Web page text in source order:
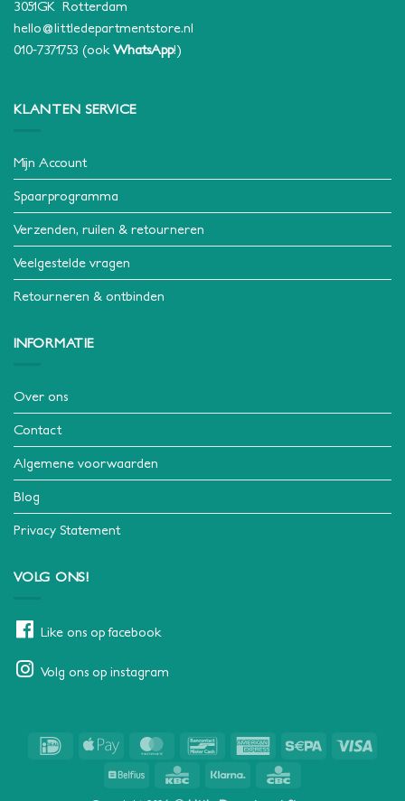
3051GK Rotterdam
hello@littledepartmentstore.nl
010-7371753 (ook WhatsApp!)
KLANTEN SERVICE
Mijn Account
Spaarprogramma
Verzenden, ruilen & retourneren
Veelgestelde vragen
Retourneren & ontbinden
INFORMATIE
Over ons
Contact
Algemene voorwaarden
Blog
Privacy Statement
VOLG ONS!
Like ons op facebook
Volg ons op instagram
IDeal
Apple
MasterCardBancontact American Sepa
Belfius KBC Klarna